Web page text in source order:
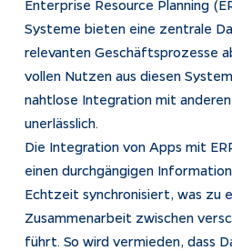
Enterprise Resource Planning
Systeme bieten eine zentrale
relevanten Geschäftsprozesse
vollen Nutzen aus diesen
nahtlose Integration mit
unerlässlich.
Die Integration von Apps mit
einen durchgängigen
Echtzeit synchronisiert, was zu
Zusammenarbeit zwischen
führt. So wird vermieden, dass